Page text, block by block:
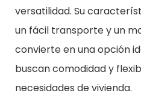
versatilidad. Su
un fácil transporte y un
convierte en una opción
buscan comodidad y
necesidades de vivienda.